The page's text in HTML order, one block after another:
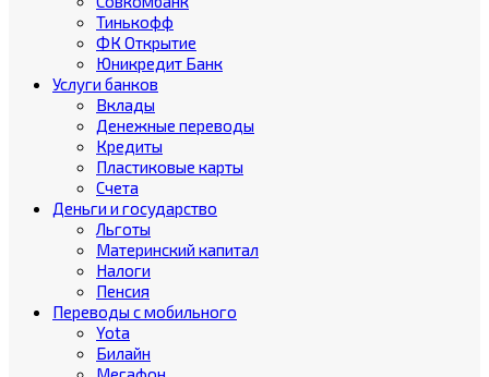
Тинькофф
ФК Открытие
Юникредит Банк
Услуги банков
Вклады
Денежные переводы
Кредиты
Пластиковые карты
Счета
Деньги и государство
Льготы
Материнский капитал
Налоги
Пенсия
Переводы с мобильного
Yota
Билайн